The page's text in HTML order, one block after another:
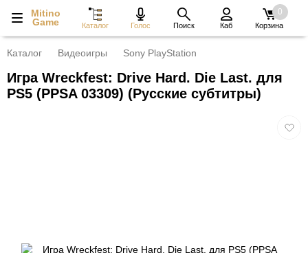
Mitino
Game
Каталог Голос Поиск Каб
0
Корзина
Каталог Видеоигры Sony PlayStation
Игра Wreckfest: Drive Hard. Die Last. для
PS5 (PPSA 03309) (Русские субтитры)